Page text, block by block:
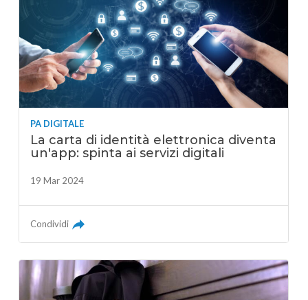
PA DIGITALE
La carta di identità elettronica diventa
un'app: spinta ai servizi digitali
19 Mar 2024
Condividi